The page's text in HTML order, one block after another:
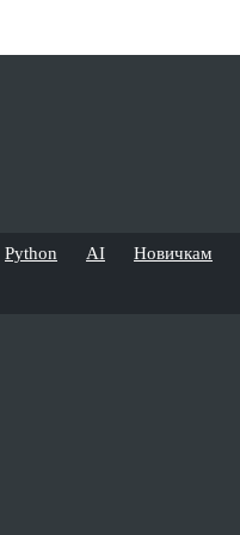
Python AI Новичкам